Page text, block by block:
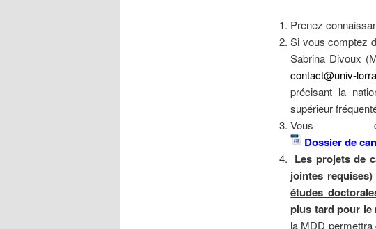
Prenez
Si vous comptez
Sabrina Divoux
contact@univ-
précisant la
supérieur
Vous
Dossier de
Les projets de
jointes
études
plus tard pour le
la MDD permettra